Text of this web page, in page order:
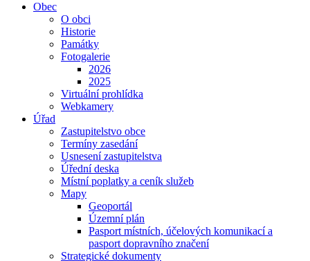
Obec
O obci
Historie
Památky
Fotogalerie
2026
2025
Virtuální prohlídka
Webkamery
Úřad
Zastupitelstvo obce
Termíny zasedání
Usnesení zastupitelstva
Úřední deska
Místní poplatky a ceník služeb
Mapy
Geoportál
Územní plán
Pasport místních, účelových komunikací a
pasport dopravního značení
Strategické dokumenty